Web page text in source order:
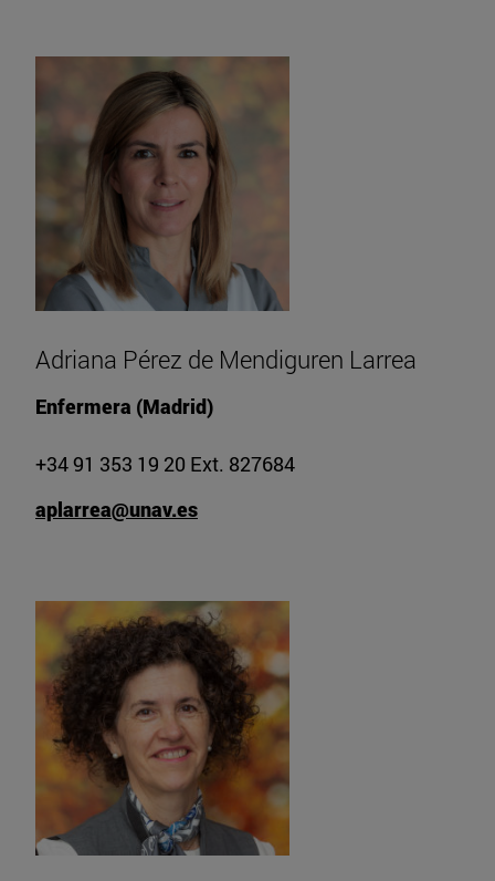
Adriana Pérez de Mendiguren Larrea
Enfermera (Madrid)
+34 91 353 19 20 Ext. 827684
aplarrea@unav.es